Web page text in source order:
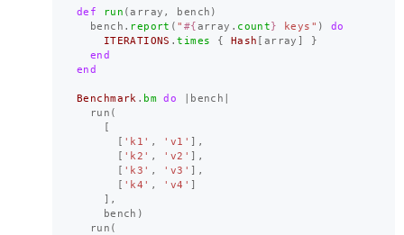
def run (array , bench )
bench . report ( " #{array . count} keys" )
do
ITERATIONS .times { Hash [ array ]
}
end
end
Benchmark . bm do bench
run (
[
[ 'k1' , 'v1' ],
[ 'k2' , 'v2' ],
[ 'k3' , 'v3' ],
[ 'k4' , 'v4' ]
],
bench )
run (